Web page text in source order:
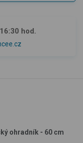
hod.
ohradník - 60 cm